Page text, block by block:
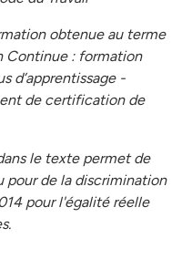
obtenue au terme
Continue : formation
d’apprentissage -
de certification de
le texte permet de
pour de la discrimination
pour l'égalité réelle